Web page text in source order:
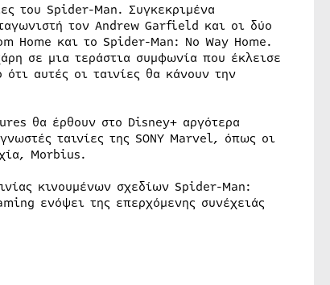
του Spider-Man. Συγκεκριμένα
τον Andrew Garfield και οι δύο
Home και το Spider-Man: No Way Home.
σε μια τεράστια συμφωνία που έκλεισε
αυτές οι ταινίες θα κάνουν την
θα έρθουν στο Disney+ αργότερα
ταινίες της SONY Marvel, όπως οι
Morbius.
κινουμένων σχεδίων Spider-Man:
ενόψει της επερχόμενης συνέχειάς